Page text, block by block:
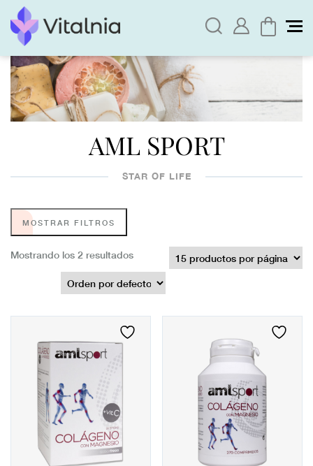
AML SPORT
STAR OF LIFE
MOSTRAR FILTROS
Mostrando los 2 resultados